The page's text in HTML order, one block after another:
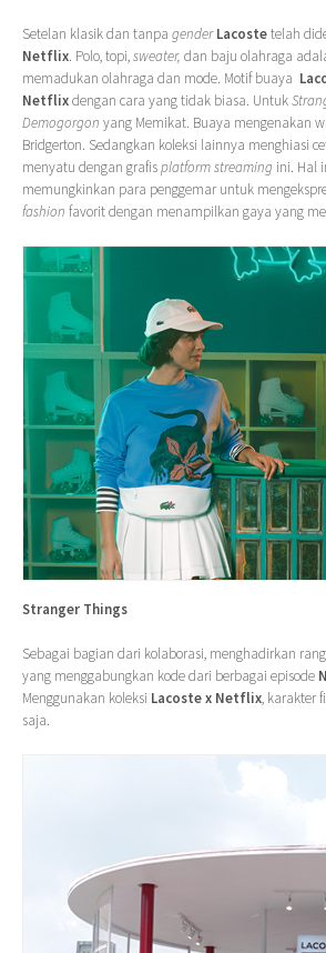
Setelan klasik dan tanpa genderLacostetelah
Netflix. Polo, topi,sweater, dan baju olahraga
memadukan olahraga dan mode. Motif buaya
Netflixdengan cara yang tidak biasa. Untuk
Demogorgon yang Memikat. Buaya mengenakan
Bridgerton. Sedangkan koleksi lainnya menghiasi
menyatu dengan grafisplatform streaming ini. Hal
memungkinkan para penggemar untuk
fashion favorit dengan menampilkan gaya yang
Stranger Things
Sebagai bagian dari kolaborasi, menghadirkan
yang menggabungkan kode dari berbagai episode
Menggunakan koleksi Lacostex Netflix, karakter
saja.